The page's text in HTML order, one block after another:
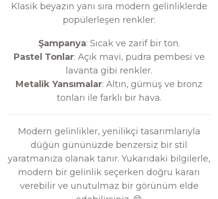
Klasik beyazın yanı sıra modern gelinliklerde
popülerleşen renkler:
Şampanya: Sıcak ve zarif bir ton.
Pastel Tonlar: Açık mavi, pudra pembesi ve
lavanta gibi renkler.
Metalik Yansımalar: Altın, gümüş ve bronz
tonları ile farklı bir hava.
Modern gelinlikler, yenilikçi tasarımlarıyla
düğün gününüzde benzersiz bir stil
yaratmanıza olanak tanır. Yukarıdaki bilgilerle,
modern bir gelinlik seçerken doğru kararı
verebilir ve unutulmaz bir görünüm elde